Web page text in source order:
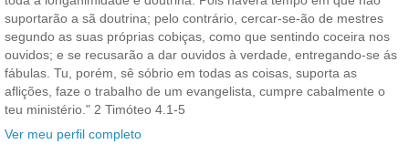
suportarão a sã doutrina; pelo contrário, cercar-se-ão de mestres
segundo as suas próprias cobiças, como que sentindo coceira nos
ouvidos; e se recusarão a dar ouvidos à verdade, entregando-se ás
fábulas. Tu, porém, sê sóbrio em todas as coisas, suporta as
aflições, faze o trabalho de um evangelista, cumpre cabalmente o
teu ministério." 2 Timóteo 4.1-5
Ver meu perfil completo